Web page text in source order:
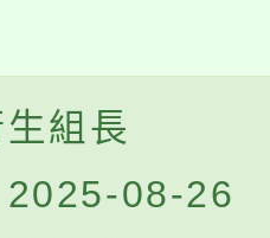
組長
2025-08-26